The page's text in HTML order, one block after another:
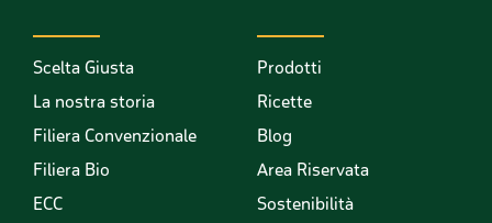
Scelta Giusta
La nostra storia
Filiera Convenzionale
Filiera Bio
ECC
Prodotti
Ricette
Blog
Area Riservata
Sostenibilità